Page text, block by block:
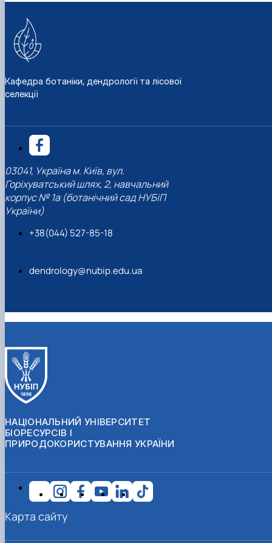
Кафедра ботаніки, дендрології та лісової
селекції
03041, Україна м. Київ, вул.
Горіхуватський шлях, 2, навчальний
корпус № 1а (ботанічний сад НУБіП
України)
+38(044) 527-85-18
dendrology@nubip.edu.ua
НАЦІОНАЛЬНИЙ УНІВЕРСИТЕТ
БІОРЕСУРСІВ І
ПРИРОДОКОРИСТУВАННЯ УКРАЇНИ
Карта сайту